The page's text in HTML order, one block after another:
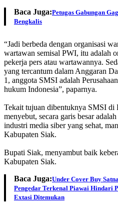
Baca Juga:Petugas Gabungan
Bengkalis
“Jadi berbeda dengan organisasi
wartawan semisal PWI, itu adalah
pekerja pers atau wartawannya.
yang tercantum dalam Anggaran
1, anggota SMSI adalah
hukum Indonesia”, paparnya.
Tekait tujuan dibentuknya SMSI di
menyebut, secara garis besar
industri media siber yang sehat,
Kabupaten Siak.
Bupati Siak, menyambut baik
Kabupaten Siak.
Baca Juga:Under Cover Buy
Pengedar Terkenal Piawai Hindari
Extasi Ditemukan